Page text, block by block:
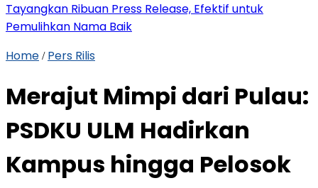
Tayangkan Ribuan Press Release, Efektif untuk
Pemulihkan Nama Baik
Home / Pers Rilis
Merajut Mimpi dari Pulau:
PSDKU ULM Hadirkan
Kampus hingga Pelosok